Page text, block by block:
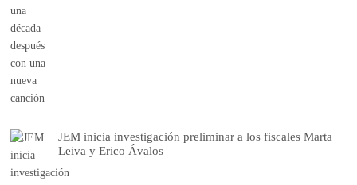
JEM inicia investigación preliminar a los fiscales Marta
Leiva y Erico Ávalos